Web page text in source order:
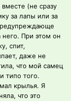
(не сразу
за лапы или за
него. При этом он
спит,
даже не
что мой самец
типо того.
крылья. Я
что это